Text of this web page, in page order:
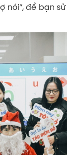
nói”, để bạn